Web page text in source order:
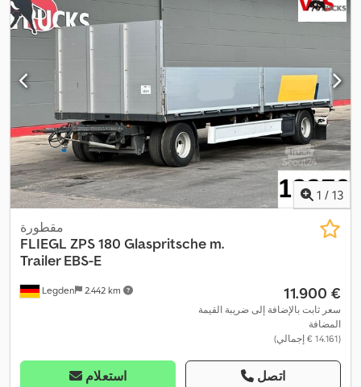
1 / 13
Legden 2.442 km
مقطورة
FLIEGL ZPS 180 Glaspritsche m.
Trailer EBS-E
‏11.900 €
سعر ثابت بالإضافة إلى ضريبة القيمة
المضافة
(‏14.161 € إجمالي)
استعلام اتصل